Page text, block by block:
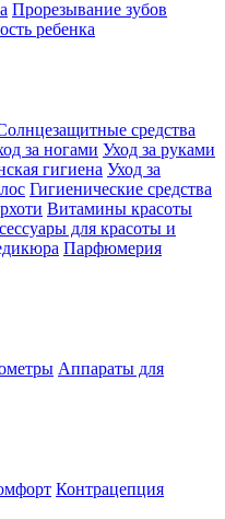
Прорезывание зубов
ребенка
средства
за ногами Уход за руками
гигиена Уход за
Гигиенические средства
Витамины красоты
для красоты и
Парфюмерия
Аппараты для
Контрацепция